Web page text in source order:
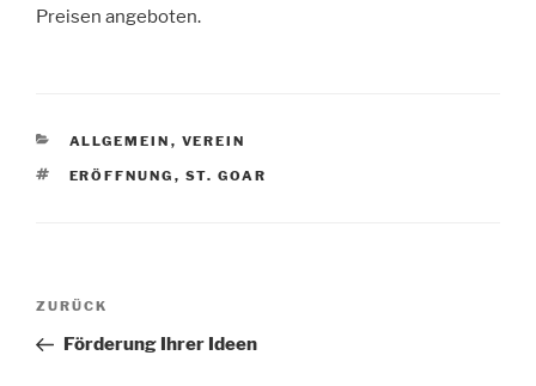
Preisen angeboten.
KATEGORIEN
ALLGEMEIN , VEREIN
SCHLAGWÖRTER
ERÖFFNUNG , ST. GOAR
Beitragsnavigation
Vorheriger
Beitrag
ZURÜCK
Förderung Ihrer Ideen